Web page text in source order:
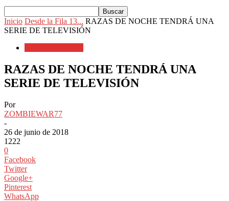
Inicio Desde la Fila 13... RAZAS DE NOCHE TENDRÁ UNA
SERIE DE TELEVISIÓN
RAZAS DE NOCHE TENDRÁ UNA
SERIE DE TELEVISIÓN
Por
ZOMBIEWAR77
-
26 de junio de 2018
1222
0
Facebook
Twitter
Google+
Pinterest
WhatsApp